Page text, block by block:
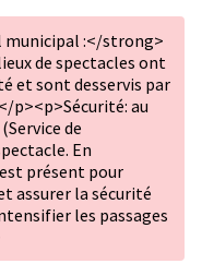
municipal :</strong>
de spectacles ont
et sont desservis par
p><p>Sécurité: au
de
En
présent pour
assurer la sécurité
les passages